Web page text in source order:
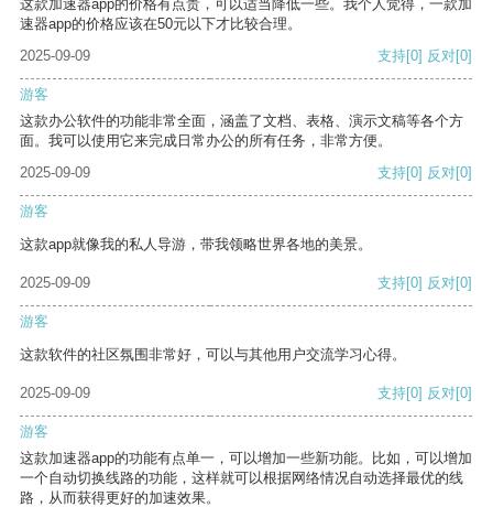
这款加速器app的价格有点贵，可以适当降低一些。我个人觉得，一款加
速器app的价格应该在50元以下才比较合理。
2025-09-09
支持[0] 反对[0]
游客
这款办公软件的功能非常全面，涵盖了文档、表格、演示文稿等各个方
面。我可以使用它来完成日常办公的所有任务，非常方便。
2025-09-09
支持[0] 反对[0]
游客
这款app就像我的私人导游，带我领略世界各地的美景。
2025-09-09 支持[0] 反对[0]
游客
这款软件的社区氛围非常好，可以与其他用户交流学习心得。
2025-09-09 支持[0] 反对[0]
游客
这款加速器app的功能有点单一，可以增加一些新功能。比如，可以增加
一个自动切换线路的功能，这样就可以根据网络情况自动选择最优的线
路，从而获得更好的加速效果。